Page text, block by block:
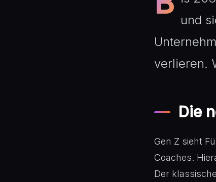
und
verlieren.
Die
Gen Z sieht
Coaches.
Der